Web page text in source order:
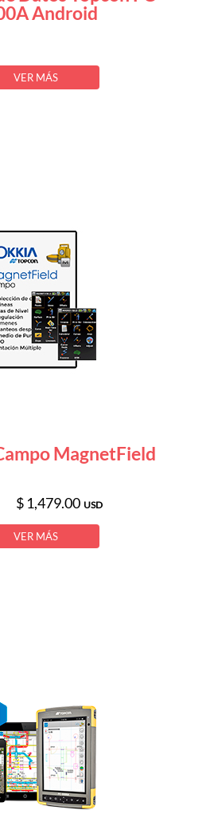
Android
VER MÁS
MagnetField
$ 1,479.00 USD
VER MÁS